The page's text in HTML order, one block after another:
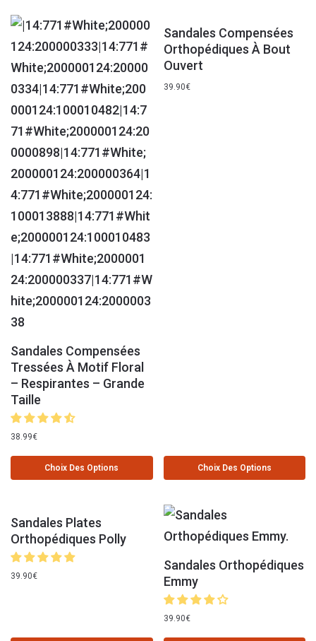
Sandales Compensées
Tressées À Motif Floral
– Respirantes – Grande
Taille
38.99€
Choix Des Options
Sandales Compensées
Orthopédiques À Bout
Ouvert
39.90€
Choix Des Options
Sandales Plates
Orthopédiques Polly
39.90€
Sandales Orthopédiques
Emmy
39.90€